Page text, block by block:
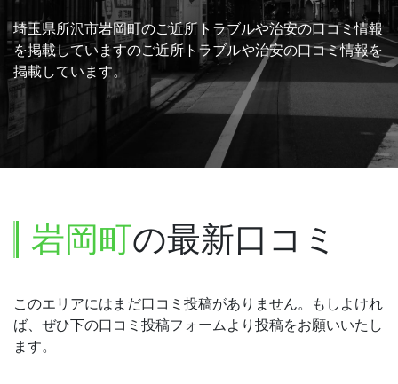
埼玉県所沢市岩岡町のご近所トラブルや治安の口コミ情報
を掲載していますのご近所トラブルや治安の口コミ情報を
掲載しています。
岩岡町の最新口コミ
このエリアにはまだ口コミ投稿がありません。もしよけれ
ば、ぜひ下の口コミ投稿フォームより投稿をお願いいたし
ます。